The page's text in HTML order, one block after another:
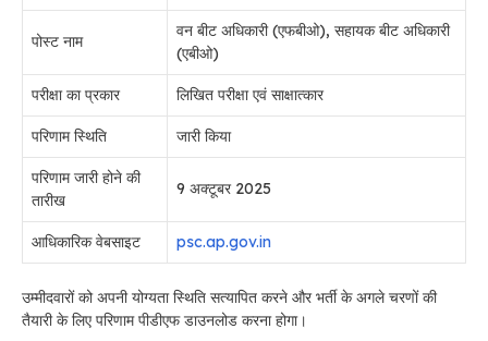
पोस्ट नाम
वन बीट अधिकारी (एफबीओ), सहायक बीट अधिकारी
(एबीओ)
परीक्षा का प्रकार लिखित परीक्षा एवं साक्षात्कार
परिणाम स्थिति जारी किया
परिणाम जारी होने की
तारीख
9 अक्टूबर 2025
आधिकारिक वेबसाइट psc.ap.gov.in
उम्मीदवारों को अपनी योग्यता स्थिति सत्यापित करने और भर्ती के अगले चरणों की
तैयारी के लिए परिणाम पीडीएफ डाउनलोड करना होगा।